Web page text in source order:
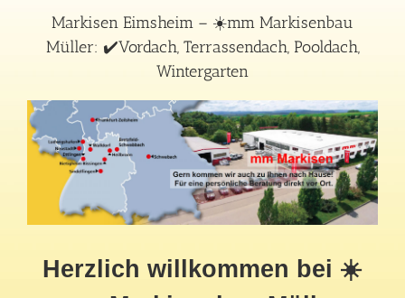
Markisen Eimsheim – ☀️mm Markisenbau
Müller: ✔️Vordach, Terrassendach, Pooldach,
Wintergarten
Herzlich willkommen bei ☀️